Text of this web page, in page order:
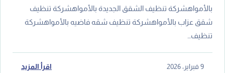
بالأمواهشركة تنظيف الشقق الجديدة بالأمواهشركة تنظيف
شقق عزاب بالأمواهشركة تنظيف شقه فاضيه بالأمواهشركة
تنظيف…
9 فبراير، 2026 اقرأ المزيد